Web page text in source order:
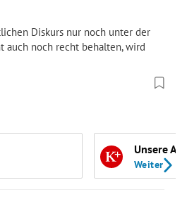
Diskurs nur noch unter der
auch noch recht behalten, wird
Unsere
Weiter